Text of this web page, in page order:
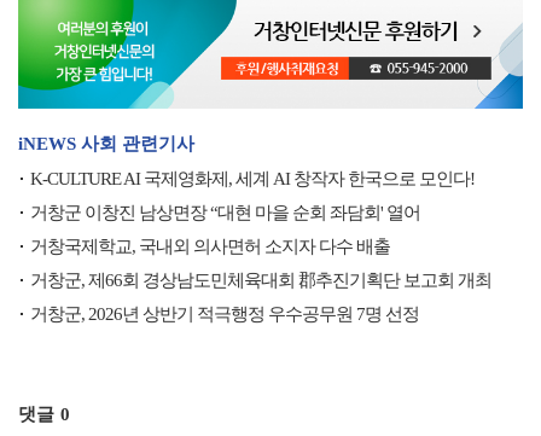
iNEWS 사회 관련기사
K-CULTURE AI 국제영화제, 세계 AI 창작자 한국으로 모인다!
거창군 이창진 남상면장 “대현 마을 순회 좌담회' 열어
거창국제학교, 국내외 의사면허 소지자 다수 배출
거창군, 제66회 경상남도민체육대회 郡추진기획단 보고회 개최
거창군, 2026년 상반기 적극행정 우수공무원 7명 선정
댓글 0